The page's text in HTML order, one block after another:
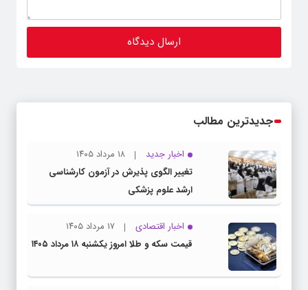
جدیدترین مطالب
اخبار جدید
۱۸ مرداد ۱۴۰۵
تغییر الگوی پذیرش در آزمون کارشناسی
ارشد علوم پزشکی
اخبار اقتصادی
۱۷ مرداد ۱۴۰۵
قیمت سکه و طلا امروز یکشنبه ۱۸ مرداد ۱۴۰۵